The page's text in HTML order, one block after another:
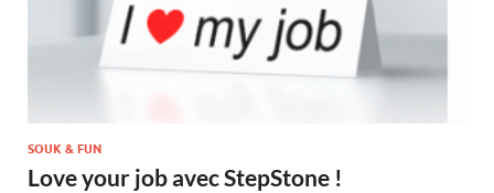
SOUK & FUN
Love your job avec StepStone !